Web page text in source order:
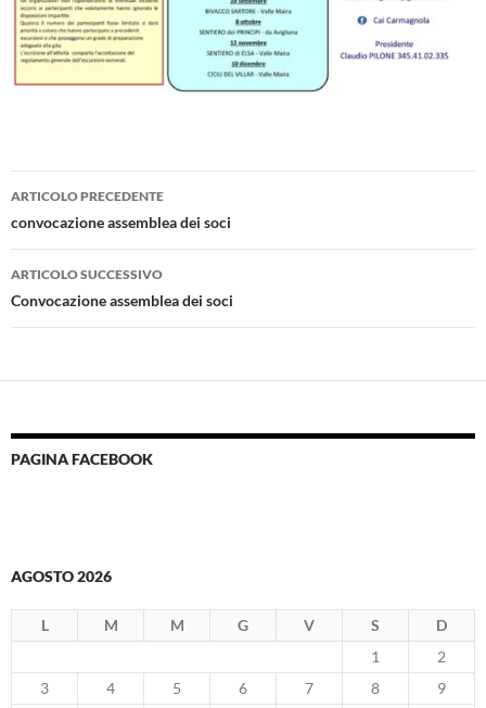
Navigazione
articolo
ARTICOLO PRECEDENTE
convocazione assemblea dei soci
ARTICOLO SUCCESSIVO
Convocazione assemblea dei soci
PAGINA FACEBOOK
AGOSTO 2026
L M M G V S D
1
2
3
4 5 6 7 8
9